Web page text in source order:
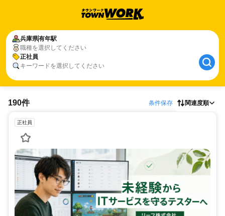
兵庫県有年駅
職種を選択してください
正社員
キーワードを選択してください
190件 条件保存 関連度順
正社員